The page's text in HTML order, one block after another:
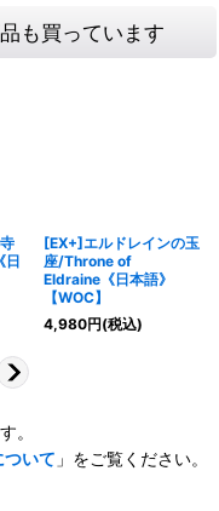
も買っています
日
[EX+]エルドレインの玉
座/Throne of
Eldraine《日本語》
【WOC】
4,980円(税込)
。
ついて 」をご覧ください。